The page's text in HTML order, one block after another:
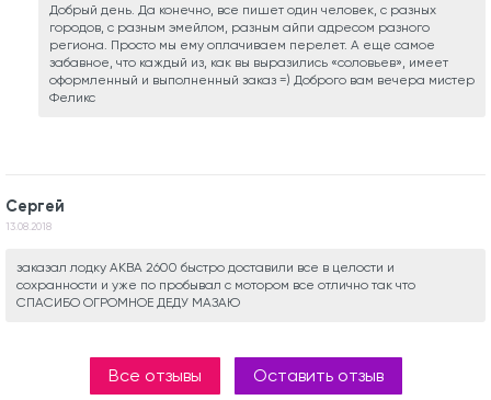
Добрый день. Да конечно, все пишет один человек, с разных
городов, с разным эмейлом, разным айпи адресом разного
региона. Просто мы ему оплачиваем перелет. А еще самое
забавное, что каждый из, как вы выразились «соловьев», имеет
оформленный и выполненный заказ =) Доброго вам вечера мистер
Феликс
Сергей
13.08.2018
заказал лодку АКВА 2600 быстро доставили все в целости и
сохранности и уже по пробывал с мотором все отлично так что
СПАСИБО ОГРОМНОЕ ДЕДУ МАЗАЮ
Все отзывы Оставить отзыв